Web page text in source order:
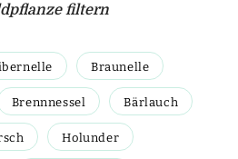
filtern
Braunelle
Brennnessel Bärlauch
Holunder